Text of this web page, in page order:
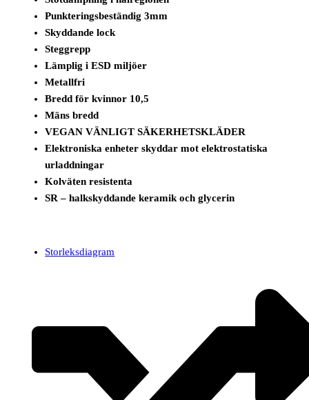
Punkteringsbeständig 3mm
Skyddande lock
Steggrepp
Lämplig i ESD miljöer
Metallfri
Bredd för kvinnor 10,5
Mäns bredd
VEGAN VÄNLIGT SÄKERHETSKLÄDER
Elektroniska enheter skyddar mot elektrostatiska
urladdningar
Kolväten resistenta
SR – halkskyddande keramik och glycerin
Storleksdiagram